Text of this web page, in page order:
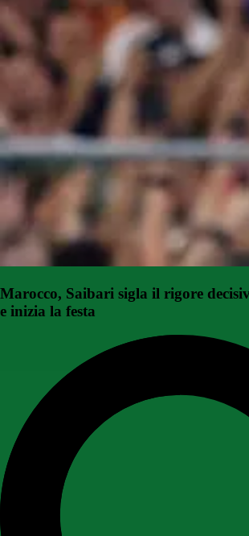
Marocco, Saibari sigla il rigore
e inizia la festa